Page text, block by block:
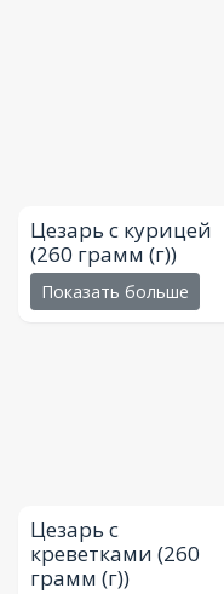
Цезарь с курицей
(260 грамм (г))
Показать больше
Цезарь с
креветками (260
грамм (г))